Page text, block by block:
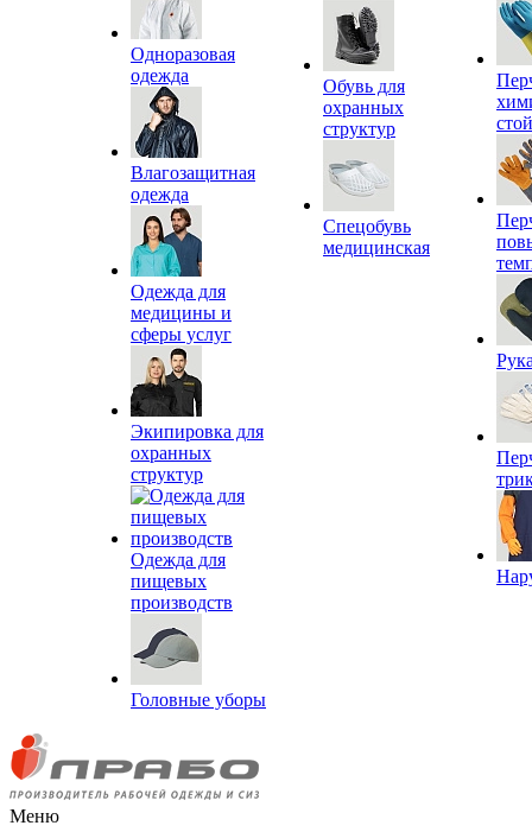
Одноразовая
одежда
Влагозащитная
одежда
Одежда для
медицины и
сферы услуг
Экипировка для
охранных
структур
Одежда для
пищевых
производств
Головные уборы
Обувь для
охранных
структур
Спецобувь
медицинская
Меню